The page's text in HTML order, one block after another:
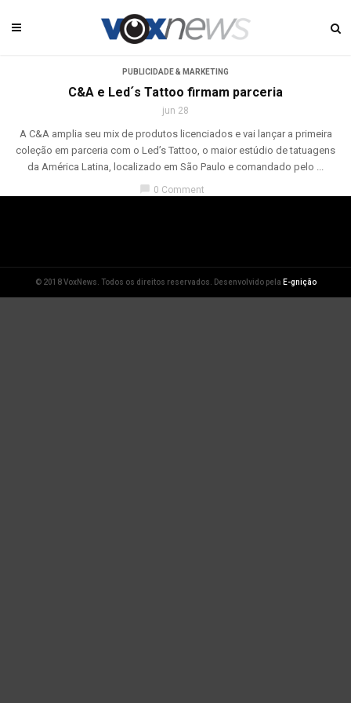
PUBLICIDADE & MARKETING
C&A e Led´s Tattoo firmam parceria
jun 28
A C&A amplia seu mix de produtos licenciados e vai lançar a primeira
coleção em parceria com o Led’s Tattoo, o maior estúdio de tatuagens
da América Latina, localizado em São Paulo e comandado pelo ...
chat_bubble 0 Comment
© 2018 VoxNews. Todos os direitos reservados. Desenvolvido pela E-gnição